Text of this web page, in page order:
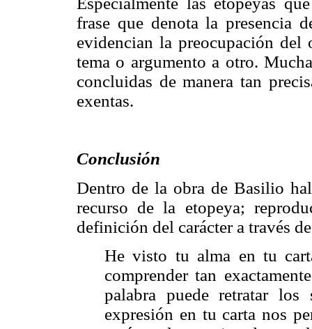
frase que denota la presencia
evidencian la preocupación
tema o argumento a otro.
concluidas de manera tan
exentas.
Conclusión
Dentro de la obra de Basilio
recurso de la etopeya;
definición del carácter a través
He visto tu alma en tu
comprender tan
palabra puede retratar los
expresión en tu carta nos